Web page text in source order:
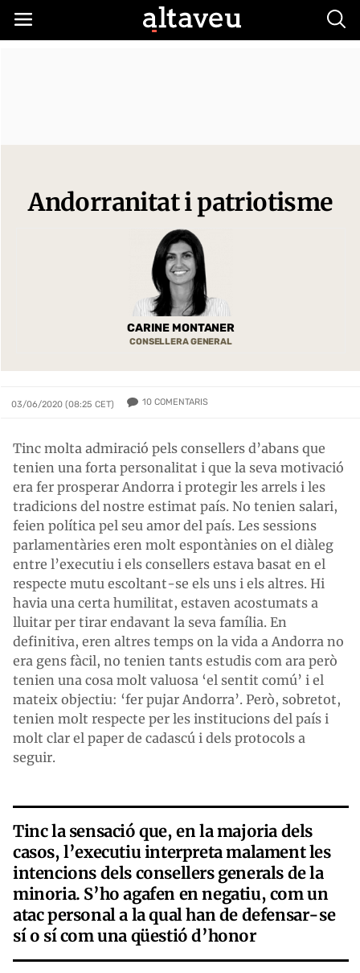
Andorranitat i patriotisme
CARINE MONTANER
CONSELLERA GENERAL
03/06/2020 (08:25 CET) 10 COMENTARIS
Tinc molta admiració pels consellers d’abans que
tenien una forta personalitat i que la seva motivació
era fer prosperar Andorra i protegir les arrels i les
tradicions del nostre estimat país. No tenien salari,
feien política pel seu amor del país. Les sessions
parlamentàries eren molt espontànies on el diàleg
entre l’executiu i els consellers estava basat en el
respecte mutu escoltant-se els uns i els altres. Hi
havia una certa humilitat, estaven acostumats a
lluitar per tirar endavant la seva família. En
definitiva, eren altres temps on la vida a Andorra no
era gens fàcil, no tenien tants estudis com ara però
tenien una cosa molt valuosa ‘el sentit comú’ i el
mateix objectiu: ‘fer pujar Andorra’. Però, sobretot,
tenien molt respecte per les institucions del país i
molt clar el paper de cadascú i dels protocols a
seguir.
Tinc la sensació que, en la majoria dels
casos, l’executiu interpreta malament les
intencions dels consellers generals de la
minoria. S’ho agafen en negatiu, com un
atac personal a la qual han de defensar-se
sí o sí com una qüestió d’honor